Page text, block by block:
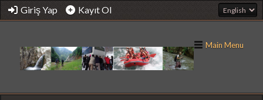
Giriş Yap Kayıt Ol
Main Menu